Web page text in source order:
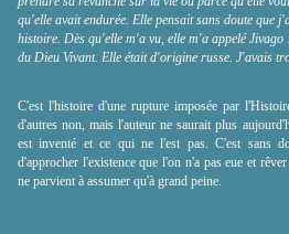
qu'elle avait endurée. Elle pensait sans doute que
histoire. Dès qu'elle m'a vu, elle m'a appelé Jivago
du Dieu Vivant. Elle était d'origine russe. J'avais
C'est l'histoire d'une rupture imposée par
d'autres non, mais l'auteur ne saurait plus
est inventé et ce qui ne l'est pas. C'est sans
d'approcher l'existence que l'on n'a pas eue et
ne parvient à assumer qu'à grand peine.